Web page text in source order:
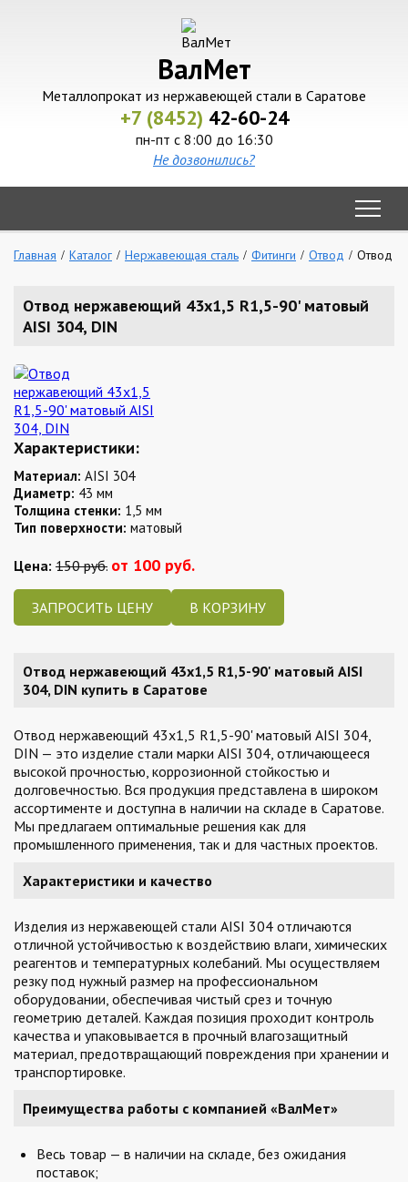
ВалМет
Металлопрокат из нержавеющей стали в Саратове
+7 (8452) 42-60-24
пн-пт с 8:00 до 16:30
Не дозвонились?
Главная Каталог Нержавеющая сталь Фитинги Отвод Отвод
Отвод нержавеющий 43х1,5 R1,5-90' матовый
AISI 304, DIN
Характеристики:
Материал: AISI 304
Диаметр: 43 мм
Толщина стенки: 1,5 мм
Тип поверхности: матовый
Цена: 150 руб. от 100 руб.
ЗАПРОСИТЬ ЦЕНУ
Отвод нержавеющий 43х1,5 R1,5-90' матовый AISI
304, DIN купить в Саратове
Отвод нержавеющий 43х1,5 R1,5-90' матовый AISI 304,
DIN — это изделие стали марки AISI 304, отличающееся
высокой прочностью, коррозионной стойкостью и
долговечностью. Вся продукция представлена в широком
ассортименте и доступна в наличии на складе в Саратове.
Мы предлагаем оптимальные решения как для
промышленного применения, так и для частных проектов.
Характеристики и качество
Изделия из нержавеющей стали AISI 304 отличаются
отличной устойчивостью к воздействию влаги, химических
реагентов и температурных колебаний. Мы осуществляем
резку под нужный размер на профессиональном
оборудовании, обеспечивая чистый срез и точную
геометрию деталей. Каждая позиция проходит контроль
качества и упаковывается в прочный влагозащитный
материал, предотвращающий повреждения при хранении и
транспортировке.
Преимущества работы с компанией «ВалМет»
Весь товар — в наличии на складе, без ожидания
поставок;